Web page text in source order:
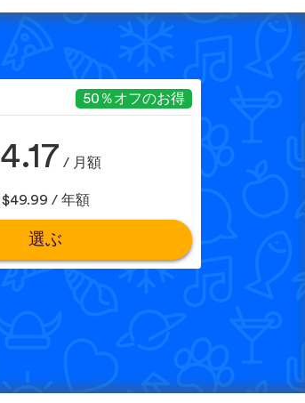
50％オフのお得
4.17 / 月額
$49.99 / 年額
選ぶ